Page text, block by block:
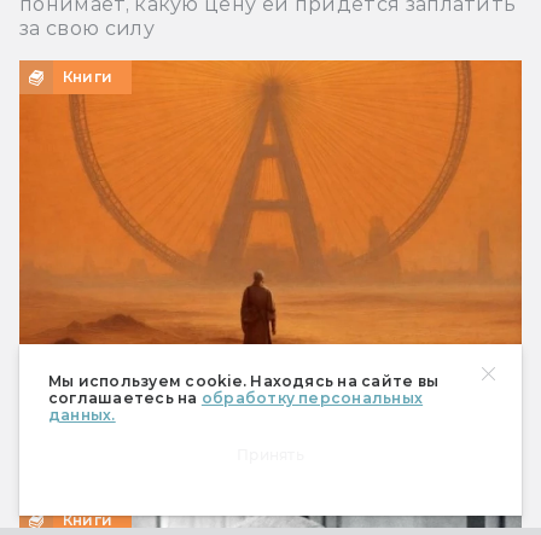
Мы используем cookie. Находясь на сайте вы
соглашаетесь на обработку персональных
данных.
за свою силу
Книги
Константин Шабалдин «Шагатели». В мире
Книги